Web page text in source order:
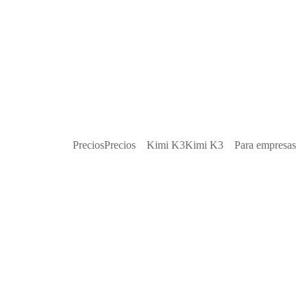
PreciosPrecios Kimi K3Kimi K3 Para empresas